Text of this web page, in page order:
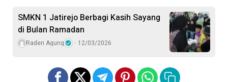
SMKN 1 Jatirejo Berbagi Kasih Sayang
di Bulan Ramadan
Raden Agung 12/03/2026